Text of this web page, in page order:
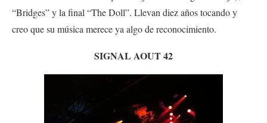
“Bridges” y la final “The Doll”. Llevan diez años tocando y
creo que su música merece ya algo de reconocimiento.
SIGNAL AOUT 42